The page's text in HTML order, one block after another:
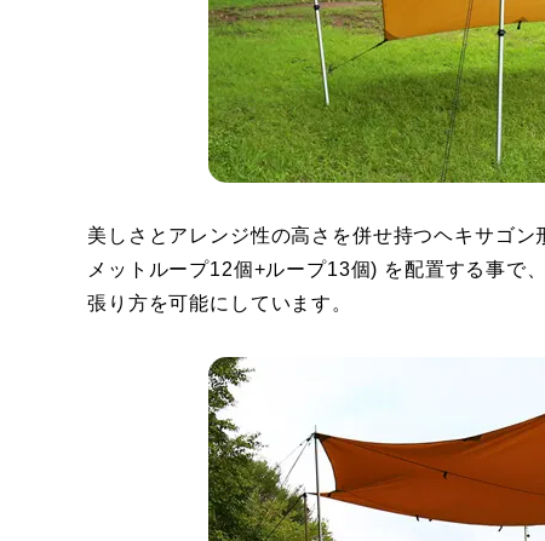
美しさとアレンジ性の高さを併せ持つヘキサゴ
メットループ12個+ループ13個) を配置する事で
張り方を可能にしています。